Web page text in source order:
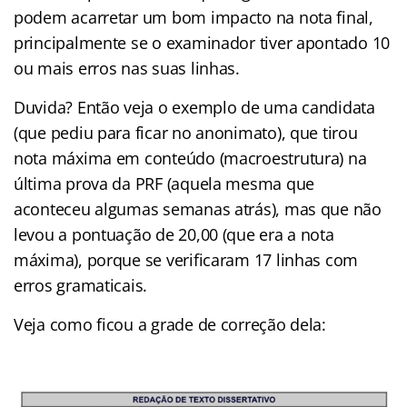
podem acarretar um bom impacto na nota final,
principalmente se o examinador tiver apontado 10
ou mais erros nas suas linhas.
Duvida? Então veja o exemplo de uma candidata
(que pediu para ficar no anonimato), que tirou
nota máxima em conteúdo (macroestrutura) na
última prova da PRF (aquela mesma que
aconteceu algumas semanas atrás), mas que não
levou a pontuação de 20,00 (que era a nota
máxima), porque se verificaram 17 linhas com
erros gramaticais.
Veja como ficou a grade de correção dela: